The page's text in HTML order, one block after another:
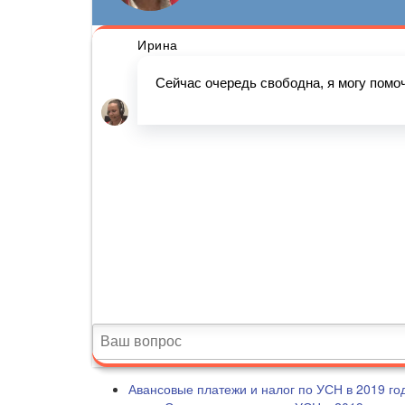
Авансовые платежи и налог по УСН в 2019